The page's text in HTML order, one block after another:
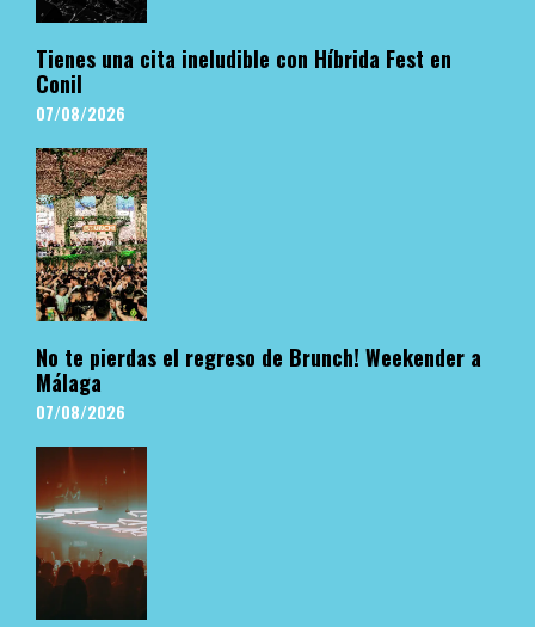
Tienes una cita ineludible con Híbrida Fest en
Conil
07/08/2026
No te pierdas el regreso de Brunch! Weekender a
Málaga
07/08/2026